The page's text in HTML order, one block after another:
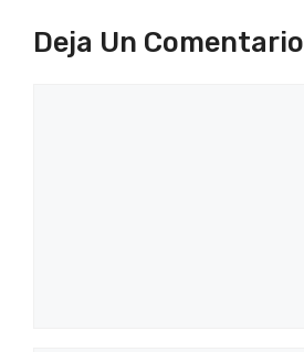
Deja Un Comentario